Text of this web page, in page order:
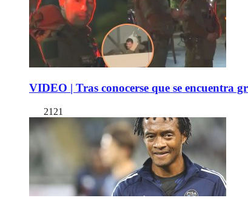
VIDEO | Tras conocerse que se encuentra
2121